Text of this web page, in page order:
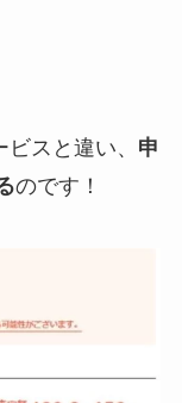
スと違い、 申
のです！